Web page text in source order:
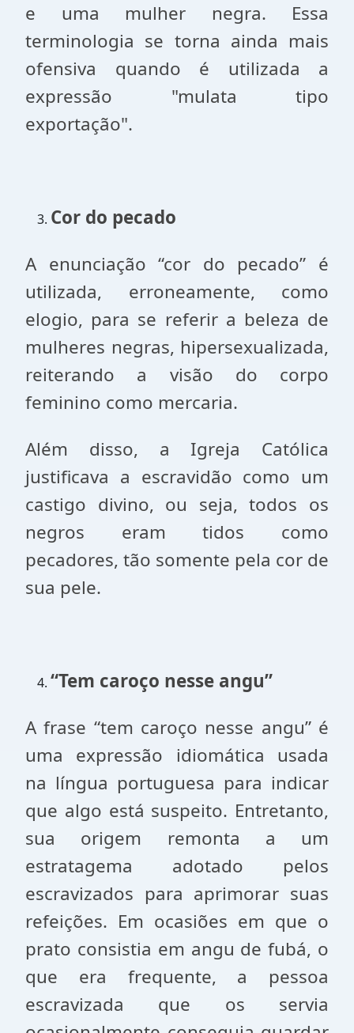
e uma mulher negra. Essa
terminologia se torna ainda mais
ofensiva quando é utilizada a
expressão "mulata tipo
exportação".
Cor do pecado
A enunciação “cor do pecado” é
utilizada, erroneamente, como
elogio, para se referir a beleza de
mulheres negras, hipersexualizada,
reiterando a visão do corpo
feminino como mercaria.
Além disso, a Igreja Católica
justificava a escravidão como um
castigo divino, ou seja, todos os
negros eram tidos como
pecadores, tão somente pela cor de
sua pele.
“Tem caroço nesse angu”
A frase “tem caroço nesse angu” é
uma expressão idiomática usada
na língua portuguesa para indicar
que algo está suspeito. Entretanto,
sua origem remonta a um
estratagema adotado pelos
escravizados para aprimorar suas
refeições. Em ocasiões em que o
prato consistia em angu de fubá, o
que era frequente, a pessoa
escravizada que os servia